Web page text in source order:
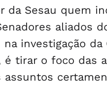
da Sesau quem
aliados
na investigação
é tirar o foco das